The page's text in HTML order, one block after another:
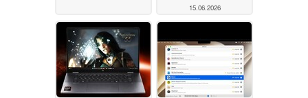
15.06.2026